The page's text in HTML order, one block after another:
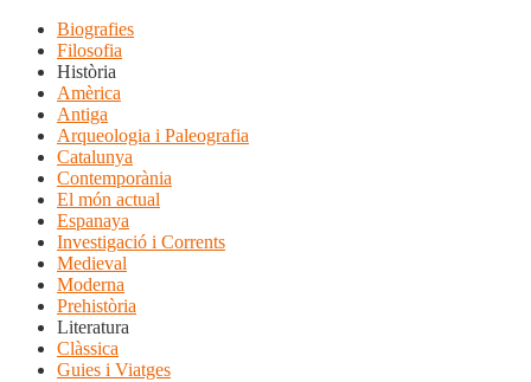
Biografies
Filosofia
Història
Amèrica
Antiga
Arqueologia i Paleografia
Catalunya
Contemporània
El món actual
Espanaya
Investigació i Corrents
Medieval
Moderna
Prehistòria
Literatura
Clàssica
Guies i Viatges